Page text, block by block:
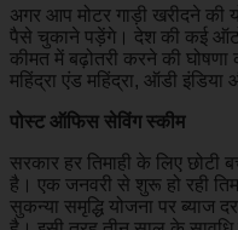
अगर आप मोटर गाड़ी खरीदने की
पैसे चुकाने पड़ेंगे। देश की कई
कीमत में बढ़ोतरी करने की घोषणा
महिंद्रा एंड महिंद्रा, ऑडी इंडिया
​पोस्ट ऑफिस सेविंग स्कीम
सरकार हर तिमाही के लिए छोटी
है। एक जनवरी से शुरू हो रही
सुकन्या समृद्धि योजना पर ब्याज